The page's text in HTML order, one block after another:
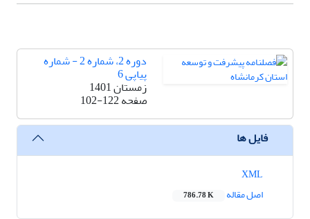
دوره 2، شماره 2 - شماره
پیاپی 6
زمستان 1401
صفحه102-122
فایل ها
اصل مقاله
786.78 K